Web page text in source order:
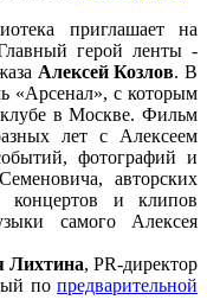
приглашает на
герой ленты -
Алексей Козлов. В
«Арсенал», с которым
клубе в Москве. Фильм
лет с Алексеем
фотографий и
авторских
концертов и клипов
самого Алексея
Лихтина, PR-директор
по предварительной